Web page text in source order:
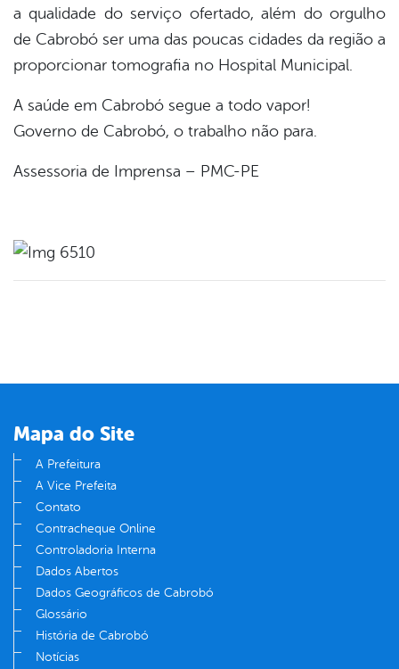
a qualidade do serviço ofertado, além do orgulho
de Cabrobó ser uma das poucas cidades da região a
proporcionar tomografia no Hospital Municipal.
A saúde em Cabrobó segue a todo vapor!
Governo de Cabrobó, o trabalho não para.
Assessoria de Imprensa – PMC-PE
Mapa do Site
A Prefeitura
A Vice Prefeita
Contato
Contracheque Online
Controladoria Interna
Dados Abertos
Dados Geográficos de Cabrobó
Glossário
História de Cabrobó
Notícias